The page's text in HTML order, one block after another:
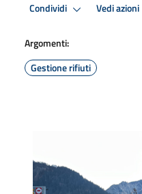
Condividi Vedi azioni
Argomenti:
Gestione rifiuti